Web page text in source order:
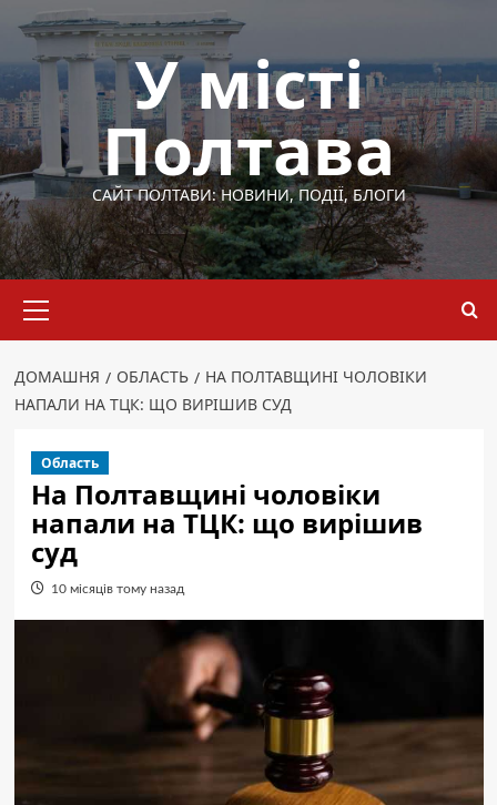
Перейти
вмісту
У місті
Полтава
САЙТ ПОЛТАВИ: НОВИНИ, ПОДІЇ, БЛОГИ
меню
ДОМАШНЯ ОБЛАСТЬ
НА ПОЛТАВЩИНІ ЧОЛОВІКИ
НАПАЛИ НА ТЦК: ЩО ВИРІШИВ СУД
Область
На Полтавщині чоловіки
напали на ТЦК: що вирішив
суд
10 місяців тому назад